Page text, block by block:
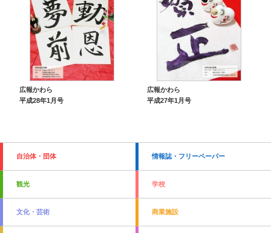
広報かわら
平成28年1月号
広報かわら
平成27年1月号
自治体・団体 情報誌・フリーペーパー
観光 学校
文化・芸術 商業施設